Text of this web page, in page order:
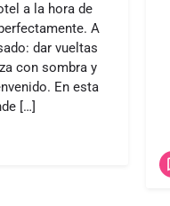
a la hora de
A
dar vueltas
con sombra y
En esta
[…]